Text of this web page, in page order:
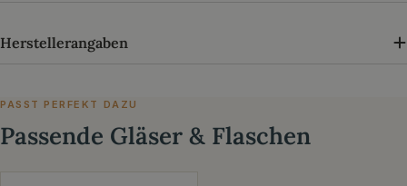
Herstellerangaben
PASST PERFEKT DAZU
Passende Gläser & Flaschen